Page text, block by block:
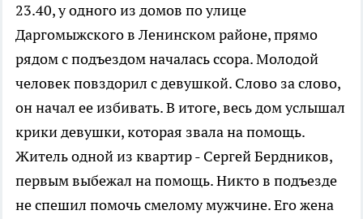
23.40, у одного из домов по улице
Даргомыжского в Ленинском районе, прямо
рядом с подъездом началась ссора. Молодой
человек повздорил с девушкой. Слово за слово,
он начал ее избивать. В итоге, весь дом услышал
крики девушки, которая звала на помощь.
Житель одной из квартир - Сергей Бердников,
первым выбежал на помощь. Никто в подъезде
не спешил помочь смелому мужчине. Его жена